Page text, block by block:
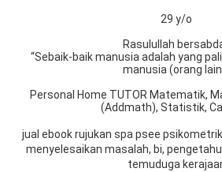
29 y/o
Rasulullah
“Sebaik-baik manusia adalah yang
manusia (orang
Personal Home TUTOR Matematik,
(Addmath), Statistik,
jual ebook rujukan spa psee
menyelesaikan masalah, bi,
temuduga